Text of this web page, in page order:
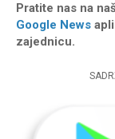
Pratite nas na
Google News
zajednicu.